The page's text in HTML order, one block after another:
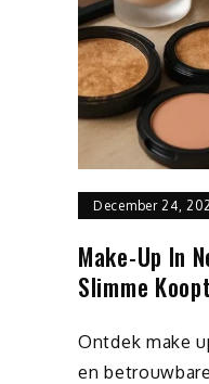
December 24,
Make-Up In
Slimme
Ontdek make
en